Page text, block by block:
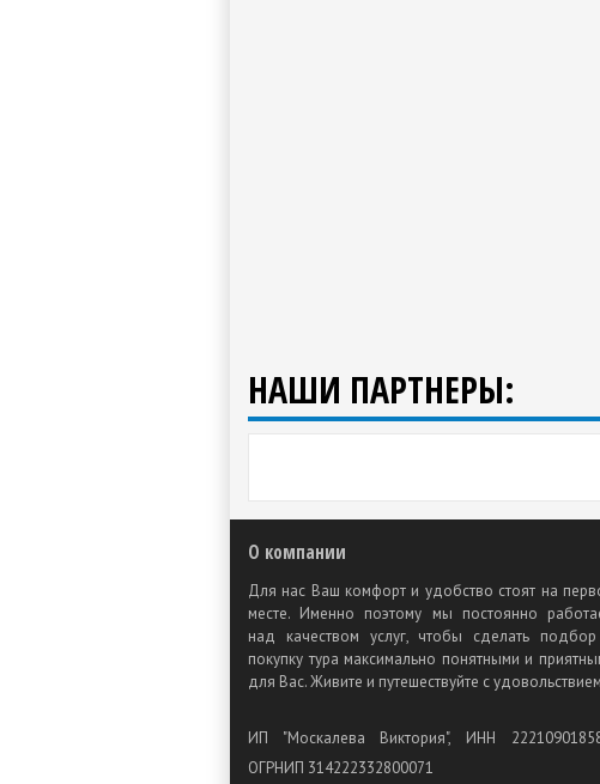
НАШИ ПАРТНЕРЫ:
О компании
Для нас Ваш комфорт и удобство стоят на
месте. Именно поэтому мы постоянно
над качеством услуг, чтобы сделать
покупку тура максимально понятными и
для Вас. Живите и путешествуйте с
ИП "Москалева Виктория", ИНН
ОГРНИП 314222332800071